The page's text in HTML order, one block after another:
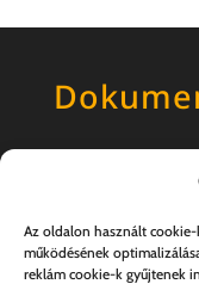
Az oldalon használt
működésének
reklám cookie-k gyűjtenek
Általános